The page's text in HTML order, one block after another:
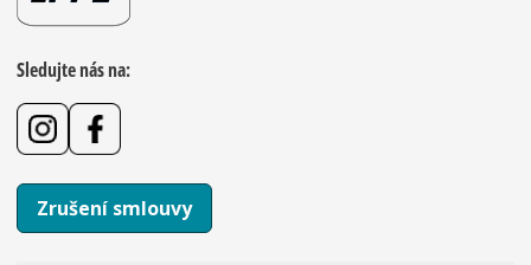
Sledujte nás na:
Zrušení smlouvy